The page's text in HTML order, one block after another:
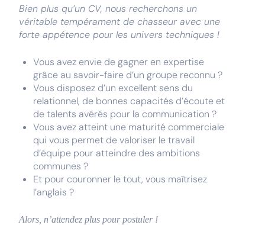
Bien plus qu’un CV, nous recherchons un
véritable tempérament de chasseur avec une
forte appétence pour les univers techniques !
Vous avez envie de gagner en expertise
grâce au savoir-faire d’un groupe reconnu ?
Vous disposez d’un excellent sens du
relationnel, de bonnes capacités d’écoute et
de talents avérés pour la communication ?
Vous avez atteint une maturité commerciale
qui vous permet de valoriser le travail
d’équipe pour atteindre des ambitions
communes ?
Et pour couronner le tout, vous maîtrisez
l’anglais ?
Alors, n’attendez plus pour postuler !